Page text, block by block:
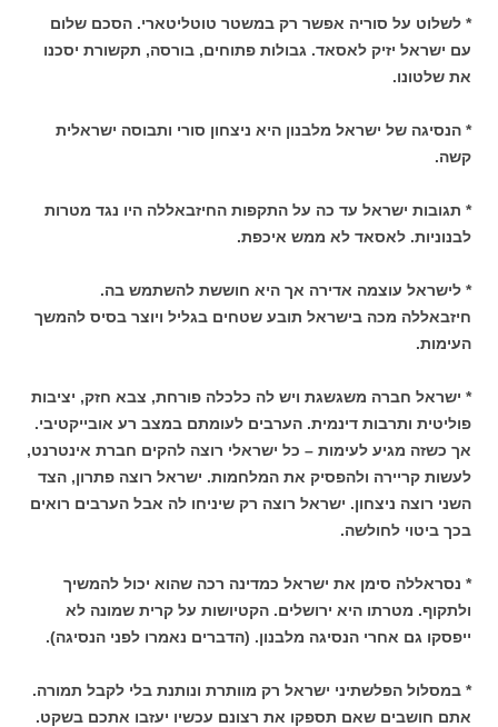
* לשלוט על סוריה אפשר רק במשטר טוטליטארי. הסכם שלום
עם ישראל יזיק לאסאד. גבולות פתוחים, בורסה, תקשורת יסכנו
את שלטונו.
* הנסיגה של ישראל מלבנון היא ניצחון סורי ותבוסה ישראלית
קשה.
* תגובות ישראל עד כה על התקפות החיזבאללה היו נגד מטרות
לבנוניות. לאסאד לא ממש איכפת.
* לישראל עוצמה אדירה אך היא חוששת להשתמש בה.
חיזבאללה מכה בישראל תובע שטחים בגליל ויוצר בסיס להמשך
העימות.
* ישראל חברה משגשגת ויש לה כלכלה פורחת, צבא חזק, יציבות
פוליטית ותרבות דינמית. הערבים לעומתם במצב רע אובייקטיבי.
אך כשזה מגיע לעימות – כל ישראלי רוצה להקים חברת אינטרנט,
לעשות קריירה ולהפסיק את המלחמות. ישראל רוצה פתרון, הצד
השני רוצה ניצחון. ישראל רוצה רק שיניחו לה אבל הערבים רואים
בכך ביטוי לחולשה.
* נסראללה סימן את ישראל כמדינה רכה שהוא יכול להמשיך
ולתקוף. מטרתו היא ירושלים. הקטיושות על קרית שמונה לא
ייפסקו גם אחרי הנסיגה מלבנון. (הדברים נאמרו לפני הנסיגה).
* במסלול הפלשתיני ישראל רק מוותרת ונותנת בלי לקבל תמורה.
אתם חושבים שאם תספקו את רצונם עכשיו יעזבו אתכם בשקט.